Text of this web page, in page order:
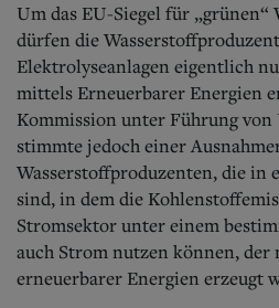
Um das EU-Siegel für „grünen“
dürfen die
Elektrolyseanlagen eigentlich
mittels Erneuerbarer Energien
Kommission unter Führung von
stimmte jedoch einer
Wasserstoffproduzenten, die in
sind, in dem die
Stromsektor unter einem
auch Strom nutzen können,
erneuerbarer Energien erzeugt